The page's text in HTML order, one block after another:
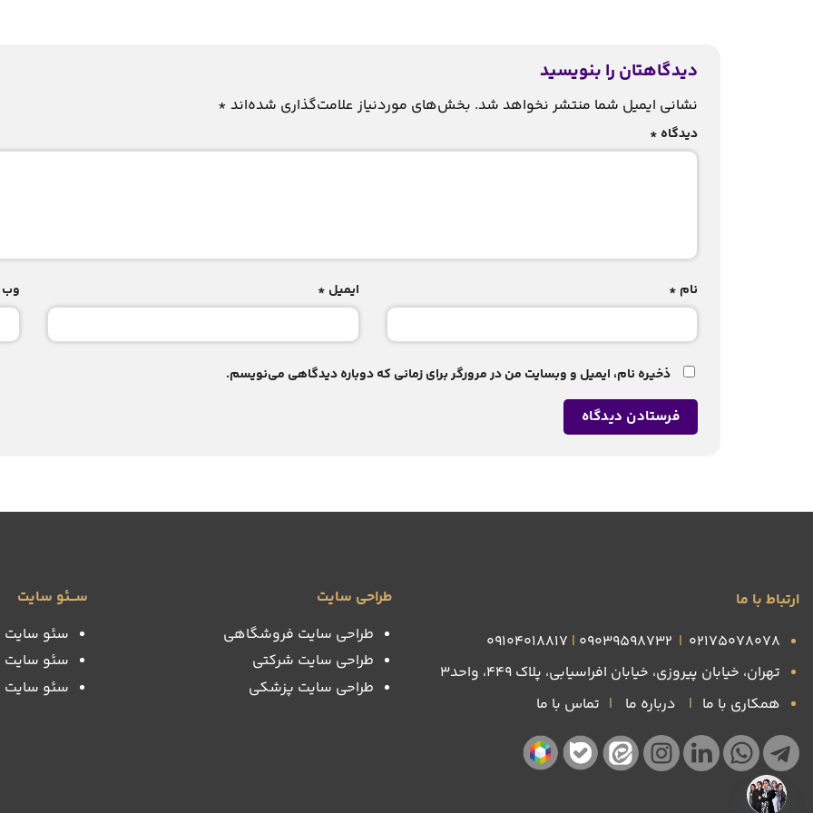
دیدگاهتان را بنویسید
نشانی ایمیل شما منتشر نخواهد شد. بخش‌های موردنیاز علامت‌گذاری شده‌اند *
دیدگاه *
نام * ایمیل * وب‌
ذخیره نام، ایمیل و وبسایت من در مرورگر برای زمانی که دوباره دیدگاهی می‌نویسم.
ارتباط با ما
۰۲۱۷۵۰۷۸۰۷۸ |
09039598732
|
09104018817
تهران، خیابان پیروزی، خیابان افراسیابی، پلاک ۴۴۹، واحد3
همکاری با ما | درباره ما | تماس با ما
طراحی سایت
طراحی سایت فروشگاهی
طراحی سایت شرکتی
طراحی سایت پزشکی
ســـئو سایت
سئو
سئو سایت
سئو